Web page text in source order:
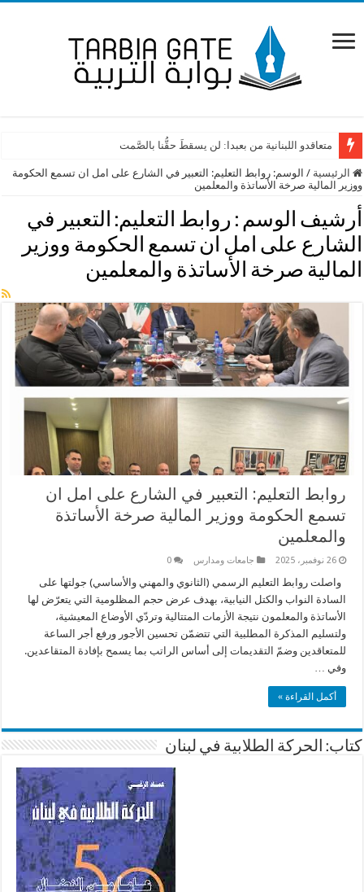
متعاقدو اللبنانية من بعبدا: لن يسقطَ حقُّنا بالصَّمت
الرئيسية / الوسم:روابط التعليم: التعبير في الشارع على امل ان تسمع الحكومة
ووزير المالية صرخة الأساتذة والمعلمين
أرشيف الوسم : روابط التعليم: التعبير في
الشارع على امل ان تسمع الحكومة ووزير
المالية صرخة الأساتذة والمعلمين
روابط التعليم: التعبير في الشارع على امل ان
تسمع الحكومة ووزير المالية صرخة الأساتذة
والمعلمين
26 نوفمبر، 2025 جامعات ومدارس 0
واصلت روابط التعليم الرسمي (الثانوي والمهني والأساسي) جولتها على
السادة النواب والكتل النيابية، بهدف عرض حجم المظلومية التي يتعرّض لها
الأساتذة والمعلمون نتيجة الأزمات المتتالية وتردّي الأوضاع المعيشية،
ولتسليم المذكرة المطلبية التي تتضمّن تحسين الأجور ورفع أجر الساعة
للمتعاقدين وضمّ التقديمات إلى أساس الراتب بما يسمح بإفادة المتقاعدين.
وفي …
أكمل القراءة »
كتاب: الحركة الطلابية في لبنان